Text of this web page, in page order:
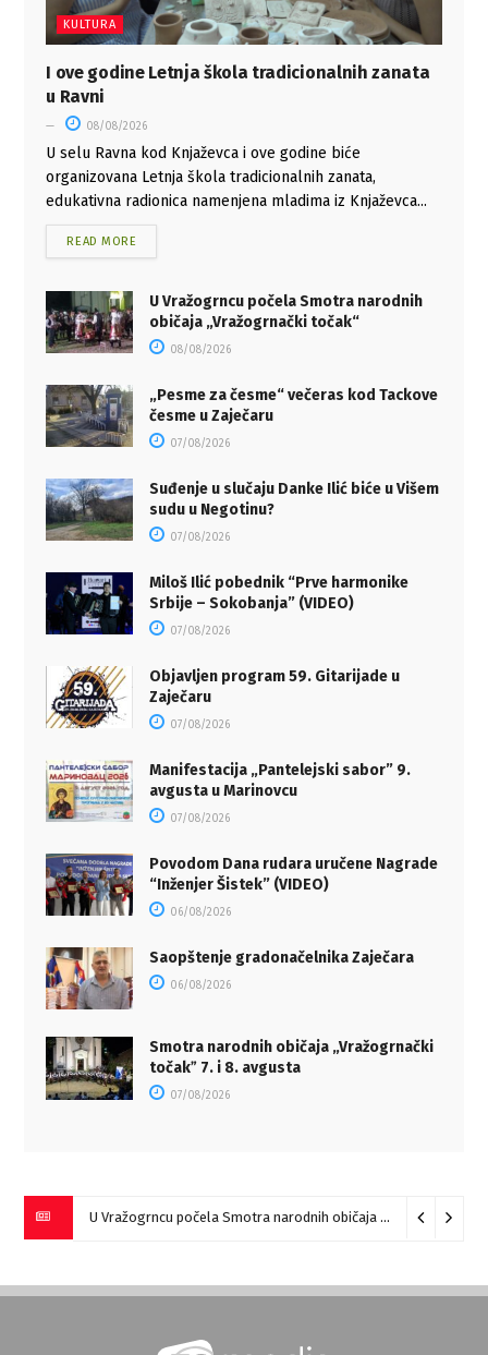
KULTURA
I ove godine Letnja škola tradicionalnih zanata
u Ravni
08/08/2026
U selu Ravna kod Knjaževca i ove godine biće
organizovana Letnja škola tradicionalnih zanata,
edukativna radionica namenjena mladima iz Knjaževca...
READ MORE
U Vražogrncu počela Smotra narodnih
običaja „Vražogrnački točak“
08/08/2026
„Pesme za česme“ večeras kod Tackove
česme u Zaječaru
07/08/2026
Suđenje u slučaju Danke Ilić biće u Višem
sudu u Negotinu?
07/08/2026
Miloš Ilić pobednik “Prve harmonike
Srbije – Sokobanja” (VIDEO)
07/08/2026
Objavljen program 59. Gitarijade u
Zaječaru
07/08/2026
Manifestacija „Pantelejski sabor” 9.
avgusta u Marinovcu
07/08/2026
Povodom Dana rudara uručene Nagrade
“Inženjer Šistek” (VIDEO)
06/08/2026
Saopštenje gradonačelnika Zaječara
06/08/2026
Smotra narodnih običaja „Vražogrnački
točakˮ 7. i 8. avgusta
07/08/2026
U Vražogrncu počela Smotra narodnih običaja „Vražogrnački točak“